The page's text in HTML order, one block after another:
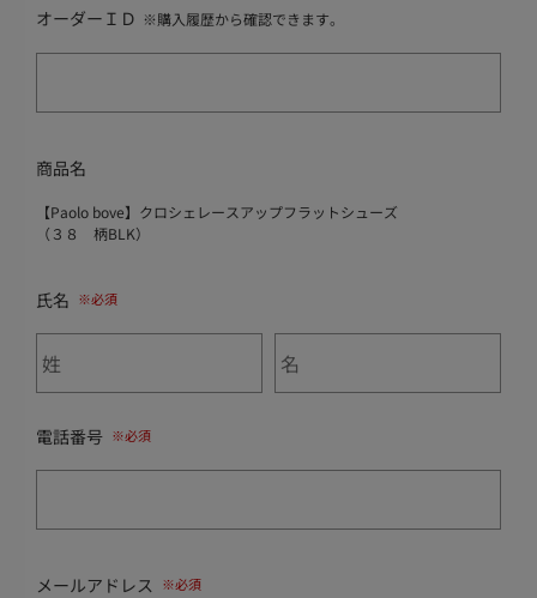
オーダーＩＤ ※購入履歴から確認できます。
商品名
【Paolo bove】クロシェレースアップフラットシューズ
（３８ 柄BLK）
氏名
電話番号
メールアドレス